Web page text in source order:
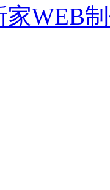
家WEB